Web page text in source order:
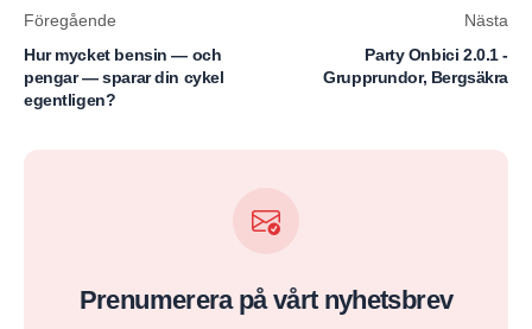
Föregående
Hur mycket bensin — och
pengar — sparar din cykel
egentligen?
Nästa
Party Onbici 2.0.1 -
Grupprundor, Bergsäkra
Prenumerera på vårt nyhetsbrev